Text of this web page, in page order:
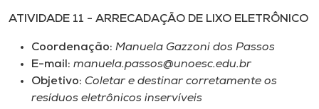
ATIVIDADE 11 - ARRECADAÇÃO DE LIXO ELETRÔNICO
Coordenação: Manuela Gazzoni dos Passos
E-mail: manuela.passos@unoesc.edu.br
Objetivo: Coletar e destinar corretamente os
resíduos eletrônicos inservíveis